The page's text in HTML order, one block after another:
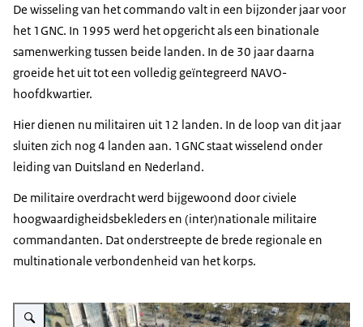
De wisseling van het commando valt in een bijzonder jaar voor
het 1GNC. In 1995 werd het opgericht als een binationale
samenwerking tussen beide landen. In de 30 jaar daarna
groeide het uit tot een volledig geïntegreerd NAVO-
hoofdkwartier.
Hier dienen nu militairen uit 12 landen. In de loop van dit jaar
sluiten zich nog 4 landen aan. 1GNC staat wisselend onder
leiding van Duitsland en Nederland.
De militaire overdracht werd bijgewoond door civiele
hoogwaardigheidsbekleders en (inter)nationale militaire
commandanten. Dat onderstreepte de brede regionale en
multinationale verbondenheid van het korps.
Vergroot afbeelding Het plein voor de kathedraal met de ceremonie vanuit